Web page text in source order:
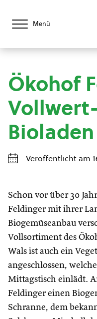
Menü
Ökohof
Bioladen
Veröffentlicht am
Schon vor über 30
Feldinger mit ihrer
Biogemüseanbau
Vollsortiment des
Wals ist auch ein
angeschlossen,
Mittagstisch einlädt.
Feldinger einen
Schranne, dem